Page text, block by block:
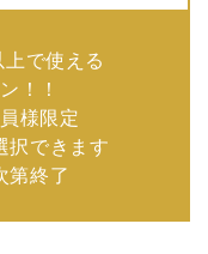
で使える
！！
様限定
択できます
第終了